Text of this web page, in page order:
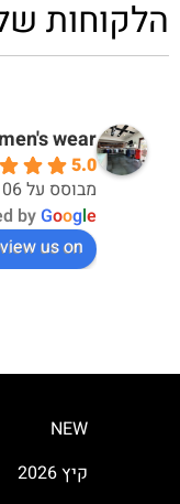
הלקוחות
wear
5.0
מבוסס על 106 ביקורות
byGoogle
us on
אחלה חוויית
NEW
קיץ 2026